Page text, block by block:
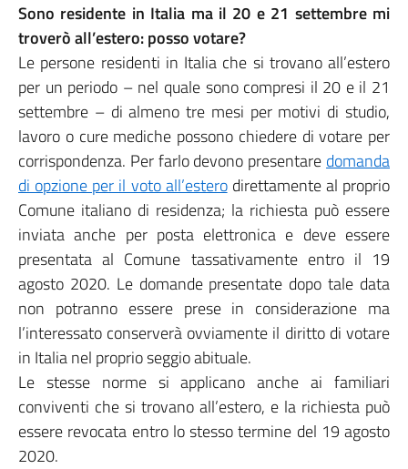
Sono residente in Italia ma il 20 e 21 settembre mi
troverò all’estero: posso votare?
Le persone residenti in Italia che si trovano all’estero
per un periodo – nel quale sono compresi il 20 e il 21
settembre – di almeno tre mesi per motivi di studio,
lavoro o cure mediche possono chiedere di votare per
corrispondenza. Per farlo devono presentare domanda
di opzione per il voto all’esterodirettamente al proprio
Comune italiano di residenza; la richiesta può essere
inviata anche per posta elettronica e deve essere
presentata al Comune tassativamente entro il 19
agosto 2020. Le domande presentate dopo tale data
non potranno essere prese in considerazione ma
l’interessato conserverà ovviamente il diritto di votare
in Italia nel proprio seggio abituale.
Le stesse norme si applicano anche ai familiari
conviventi che si trovano all’estero, e la richiesta può
essere revocata entro lo stesso termine del 19 agosto
2020.